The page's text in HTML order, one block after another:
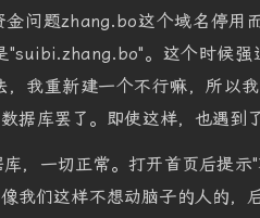
问题zhang.bo这个域名停用
"suibi.zhang.bo"。这个时候
我重新建一个不行嘛，所以
据库罢了。即使这样，也遇到
，一切正常。打开首页后提
我们这样不想动脑子的人的，